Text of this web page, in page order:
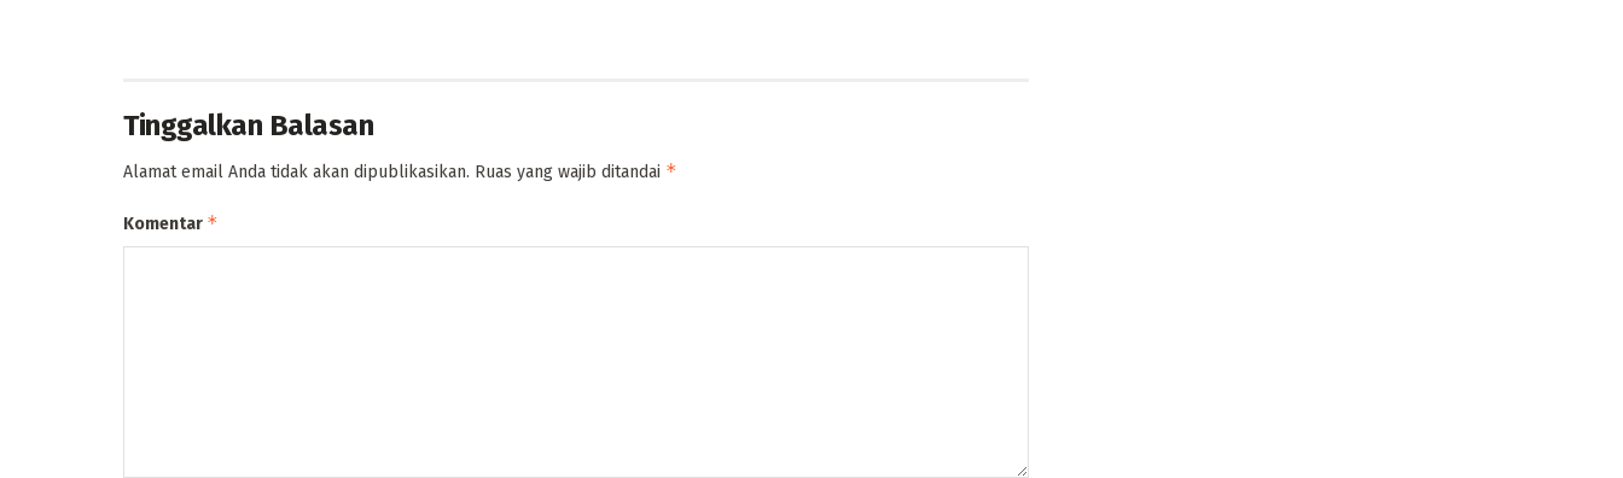
Tinggalkan Balasan
Alamat email Anda tidak akan dipublikasikan. Ruas yang wajib ditandai *
Komentar *